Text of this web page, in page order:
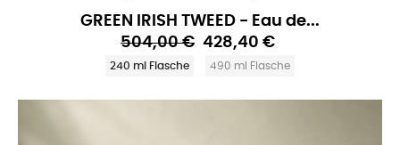
GREEN IRISH TWEED - Eau de...
504,00 € 428,40 €
240 ml Flasche 490 ml Flasche